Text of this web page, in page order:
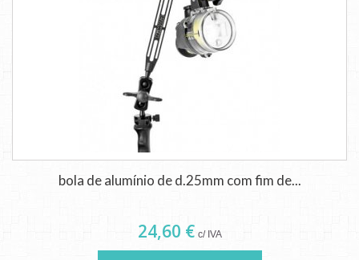
bola de alumínio de d.25mm com fim de...
24,60 € c/ IVA